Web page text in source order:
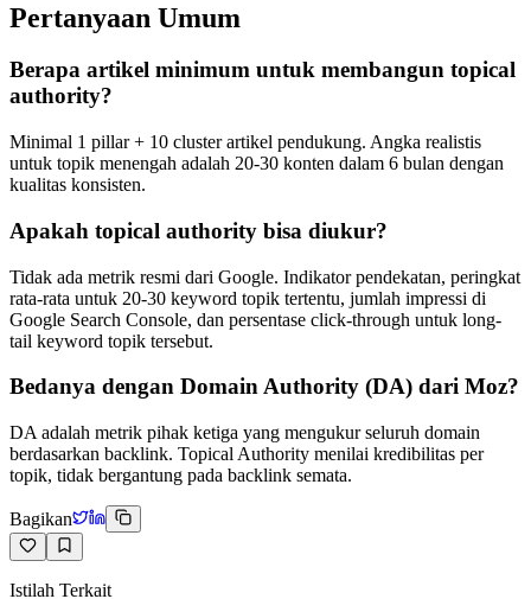
Pertanyaan Umum
Berapa artikel minimum untuk membangun topical
authority?
Minimal 1 pillar + 10 cluster artikel pendukung. Angka realistis
untuk topik menengah adalah 20-30 konten dalam 6 bulan dengan
kualitas konsisten.
Apakah topical authority bisa diukur?
Tidak ada metrik resmi dari Google. Indikator pendekatan, peringkat
rata-rata untuk 20-30 keyword topik tertentu, jumlah impressi di
Google Search Console, dan persentase click-through untuk long-
tail keyword topik tersebut.
Bedanya dengan Domain Authority (DA) dari Moz?
DA adalah metrik pihak ketiga yang mengukur seluruh domain
berdasarkan backlink. Topical Authority menilai kredibilitas per
topik, tidak bergantung pada backlink semata.
Bagikan
Istilah Terkait